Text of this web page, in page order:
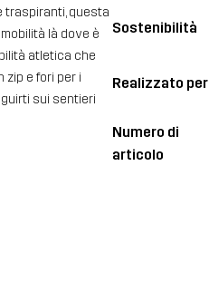
traspiranti, questa
là dove è
atletica che
zip e fori per i
sui sentieri
Sostenibilità
Realizzato per
Numero di
articolo